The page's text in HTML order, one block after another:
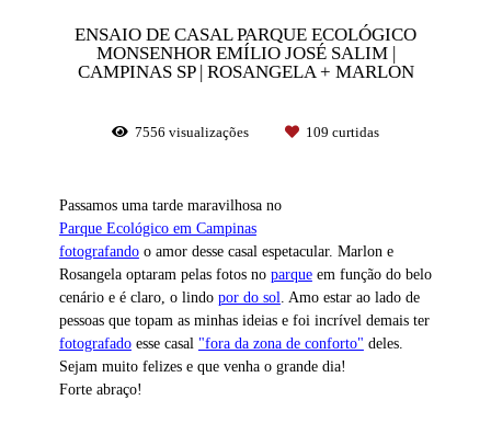
ENSAIO DE CASAL PARQUE ECOLÓGICO
MONSENHOR EMÍLIO JOSÉ SALIM |
CAMPINAS SP | ROSANGELA + MARLON
7556 visualizações 109 curtidas
Passamos uma tarde maravilhosa no
Parque Ecológico em Campinas
fotografandoo amor desse casal espetacular. Marlon e
Rosangela optaram pelas fotos no parqueem função do belo
cenário e é claro, o lindo por do sol . Amo estar ao lado de
pessoas que topam as minhas ideias e foi incrível demais ter
fotografadoesse casal "fora da zona de conforto" deles.
Sejam muito felizes e que venha o grande dia!
Forte abraço!